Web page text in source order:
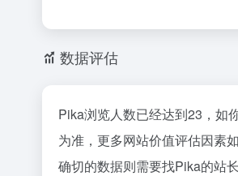
数据评估
Pika浏览人数已经达到23，如
为准，更多网站价值评估因素
确切的数据则需要找Pika的站